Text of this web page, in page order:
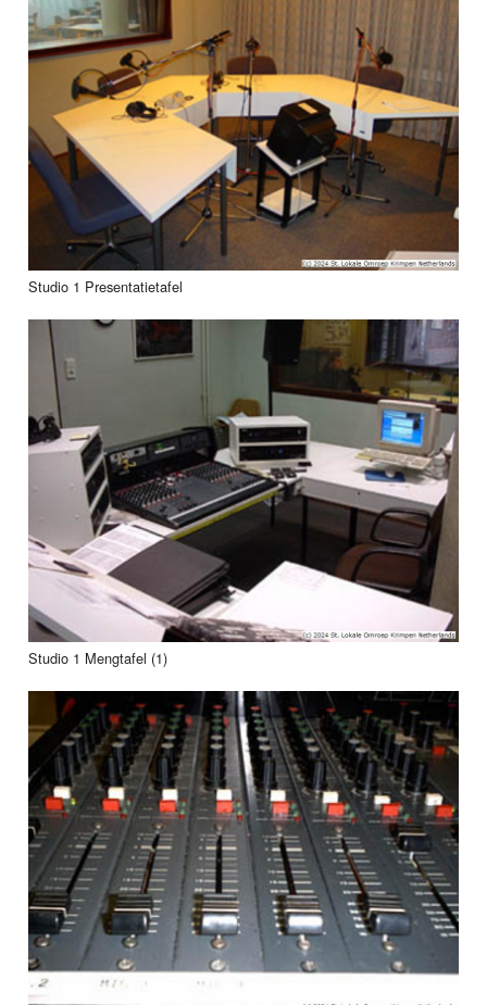
Studio 1 Presentatietafel
Studio 1 Mengtafel (1)